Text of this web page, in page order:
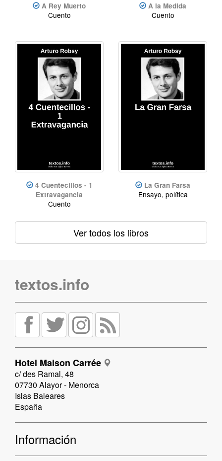
A Rey Muerto
Cuento
A la Medida
Cuento
4 Cuentecillos - 1
Extravagancia
Cuento
La Gran Farsa
Ensayo, política
Ver todos los libros
textos.info
Hotel Maison Carrée
c/ des Ramal, 48
07730 Alayor - Menorca
Islas Baleares
España
Información